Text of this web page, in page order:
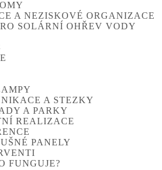
A NEZISKOVÉ ORGANIZACE
SOLÁRNÍ OHŘEV VODY
A STEZKY
A PARKY
REALIZACE
PANELY
FUNGUJE?